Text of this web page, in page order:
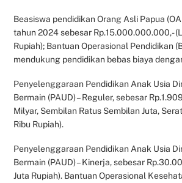
Beasiswa pendidikan Orang Asli Papua
tahun 2024 sebesar Rp.15.000.000.000,-
Rupiah); Bantuan Operasional Pendidikan
mendukung pendidikan bebas biaya
Penyelenggaraan Pendidikan Anak Usia
Bermain (PAUD) – Reguler, sebesar
Milyar, Sembilan Ratus Sembilan Juta,
Ribu Rupiah).
Penyelenggaraan Pendidikan Anak Usia
Bermain (PAUD) – Kinerja, sebesar
Juta Rupiah). Bantuan Operasional